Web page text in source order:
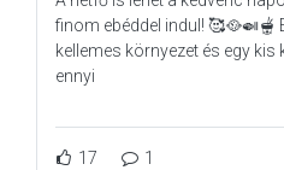
finom ebéddel indul! 🥰🥘🍛🫕
kellemes környezet és egy
ennyi
17 1